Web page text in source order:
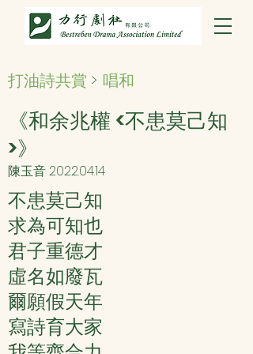
打油詩共賞 > 唱和
《和余兆權 <不患莫己知
>》
陳玉音2022.04.14
不患莫己知
求為可知也
君子重德才
虛名如廢瓦
爾願假天年
寫詩育大家